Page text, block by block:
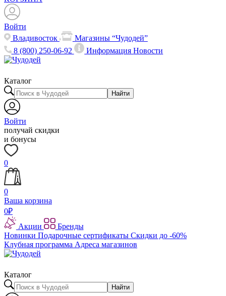
Войти
Владивосток
Магазины “Чудодей”
8 (800) 250-06-92
ИнформацияНовости
Каталог
Найти
Войти
получай скидки
и бонусы
0
0
Ваша корзина
0₽
Акции
Бренды
Новинки Подарочные сертификаты Скидки до -60%
Клубная программа Адреса магазинов
Каталог
Найти